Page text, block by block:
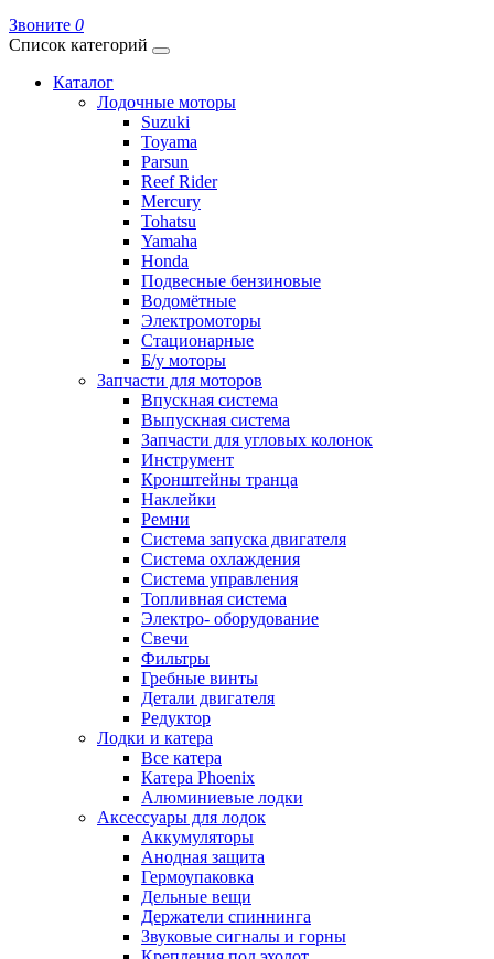
Звоните 0
Список категорий
Каталог
Лодочные моторы
Suzuki
Toyama
Parsun
Reef Rider
Mercury
Tohatsu
Yamaha
Honda
Подвесные бензиновые
Водомётные
Электромоторы
Стационарные
Б/у моторы
Запчасти для моторов
Впускная система
Выпускная система
Запчасти для угловых колонок
Инструмент
Кронштейны транца
Наклейки
Ремни
Система запуска двигателя
Система охлаждения
Система управления
Топливная система
Электро- оборудование
Свечи
Фильтры
Гребные винты
Детали двигателя
Редуктор
Лодки и катера
Все катера
Катера Phoenix
Алюминиевые лодки
Аксессуары для лодок
Аккумуляторы
Анодная защита
Гермоупаковка
Дельные вещи
Держатели спиннинга
Звуковые сигналы и горны